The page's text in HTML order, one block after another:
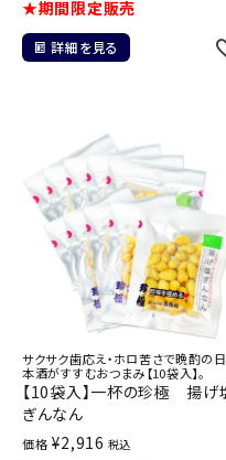
★期間限定販売
詳細を見る
サクサク歯応え・ホロ苦さで晩酌の日
本酒がすすむおつまみ【10袋入】。
【10袋入】一杯の珍極 揚げ
ぎんなん
価格 ¥2,916 税込